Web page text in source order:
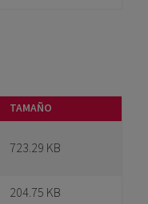
TAMAÑO
723.29 KB
204.75 KB